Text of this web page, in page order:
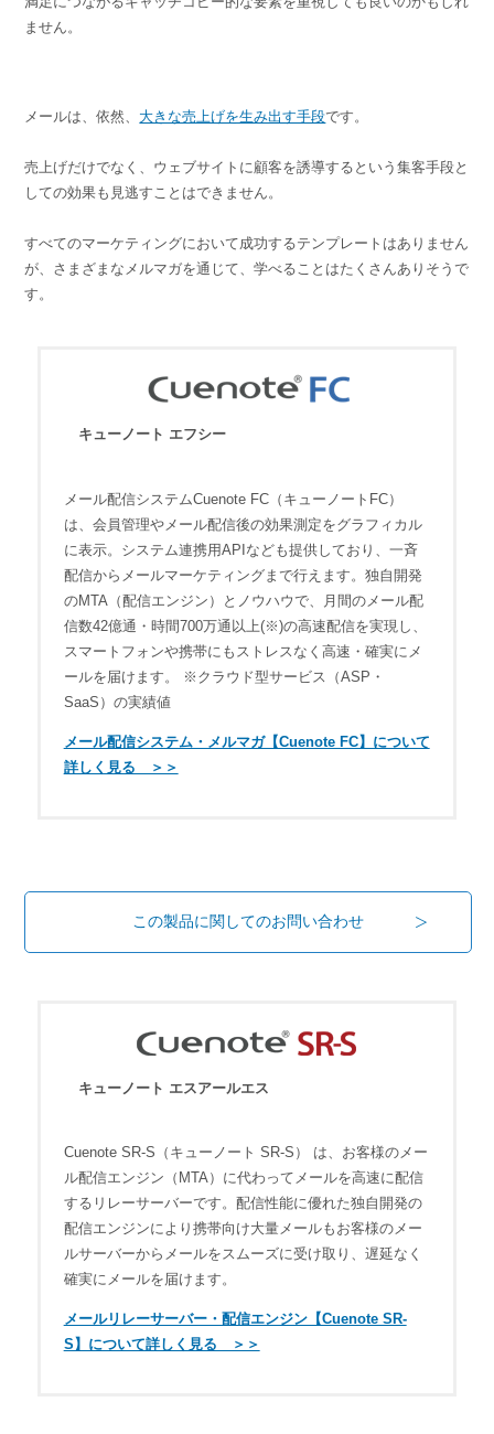
ません。
メールは、依然、 大きな売上げを生み出す手段です。
売上げだけでなく、ウェブサイトに顧客を誘導するという集客手段と
しての効果も見逃すことはできません。
すべてのマーケティングにおいて成功するテンプレートはありません
が、さまざまなメルマガを通じて、学べることはたくさんありそうで
す。
キューノート エフシー
メール配信システムCuenote FC（キューノートFC）
は、会員管理やメール配信後の効果測定をグラフィカル
に表示。システム連携用APIなども提供しており、一斉
配信からメールマーケティングまで行えます。独自開発
のMTA（配信エンジン）とノウハウで、月間のメール配
信数42億通・時間700万通以上(※)の高速配信を実現し、
スマートフォンや携帯にもストレスなく高速・確実にメ
ールを届けます。 ※クラウド型サービス（ASP・
SaaS）の実績値
メール配信システム・メルマガ【Cuenote FC】について
詳しく見る ＞＞
この製品に関してのお問い合わせ
キューノート エスアールエス
Cuenote SR-S（キューノート SR-S） は、お客様のメー
ル配信エンジン（MTA）に代わってメールを高速に配信
するリレーサーバーです。配信性能に優れた独自開発の
配信エンジンにより携帯向け大量メールもお客様のメー
ルサーバーからメールをスムーズに受け取り、遅延なく
確実にメールを届けます。
メールリレーサーバー・配信エンジン【Cuenote SR-
S】について詳しく見る ＞＞